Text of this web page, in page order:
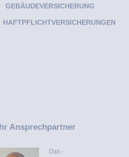
GEBÄUDEVERSICHERUNG
HAFTPFLICHTVERSICHERUNGEN
Ihr Ansprechpartner
Dipl.-